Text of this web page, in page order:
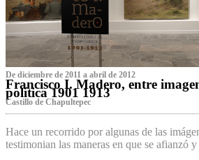
De diciembre de 2011 a abril de 2012
Francisco I. Madero, entre
política 1901 1913
Castillo de Chapultepec
Hace un recorrido por algunas de las
testimonian las maneras en que se afianzó